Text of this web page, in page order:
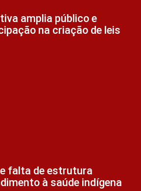
amplia público e
na criação de leis
falta de estrutura
à saúde indígena